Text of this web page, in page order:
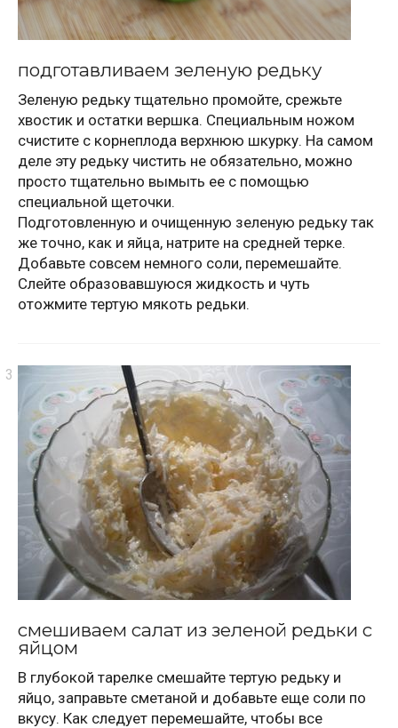
подготавливаем зеленую редьку
Зеленую редьку тщательно промойте, срежьте
хвостик и остатки вершка. Специальным ножом
счистите с корнеплода верхнюю шкурку. На самом
деле эту редьку чистить не обязательно, можно
просто тщательно вымыть ее с помощью
специальной щеточки.
Подготовленную и очищенную зеленую редьку так
же точно, как и яйца, натрите на средней терке.
Добавьте совсем немного соли, перемешайте.
Слейте образовавшуюся жидкость и чуть
отожмите тертую мякоть редьки.
смешиваем салат из зеленой редьки с
яйцом
В глубокой тарелке смешайте тертую редьку и
яйцо, заправьте сметаной и добавьте еще соли по
вкусу. Как следует перемешайте, чтобы все